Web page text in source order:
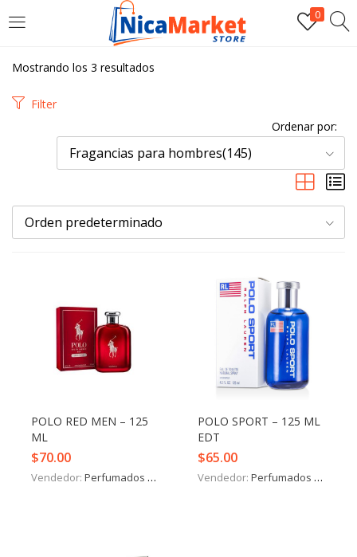
0
INICIAR SESIÓN
Introduzca su nombre de usuario y contraseña para iniciar
Por favor, introduce una respuesta en dígitos:
Recordarme
Mostrando los 3 resultados
Filter
Ordenar por:
Fragancias para hombres(145)
Orden predeterminado
POLO RED MEN – 125
ML
$70.00
Vendedor: Perfumados y más
POLO SPORT – 125 ML
EDT
$65.00
Vendedor: Perfumados y más